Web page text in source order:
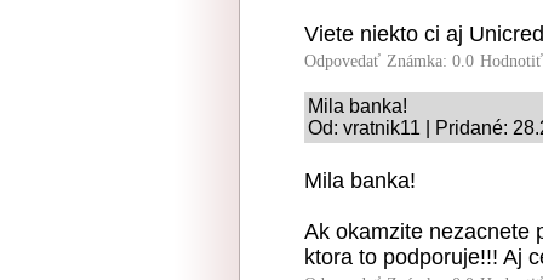
Viete niekto ci aj
Odpovedať Známka: 0.0
Mila banka!
Od: vratnik11 | Pridané:
Mila banka!
Ak okamzite nezacnete
ktora to podporuje!!! Aj